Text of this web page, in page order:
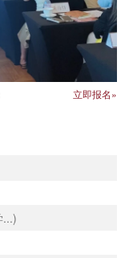
立即报名»